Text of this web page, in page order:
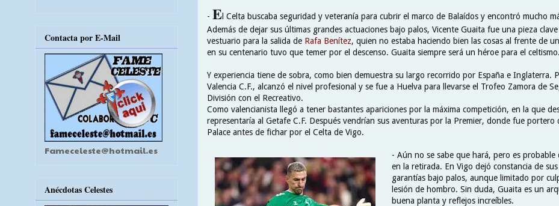
- El Celta buscaba seguridad y veteranía para cubrir el marco de Balaídos y encontró mucho
Además de dejar sus últimas grandes actuaciones bajo palos, Vicente Guaita fue una pieza
vestuario para la salida de Rafa Benítez, quien no estaba haciendo bien las cosas al frente de
en su centenario tuvo que temer por el descenso. Guaita siempre será un héroe para el celtismo.
Y experiencia tiene de sobra, como bien demuestra su largo recorrido por España e Inglaterra.
Valencia C.F., alcanzó el nivel profesional y se fue a Huelva para llevarse el Trofeo Zamora de
División con el Recreativo.
Como valencianista llegó a tener bastantes apariciones por la máxima competición, en la que
representaría al Getafe C.F. Después vendrían sus aventuras por la Premier, donde fue portero
Palace antes de fichar por el Celta de Vigo.
- Aún no se sabe que hará, pero es probable
en la retirada. En Vigo dejó constancia de
garantías bajo palos, aunque limitado por
lesión de hombro. Sin duda, Guaita es un
buena planta y reflejos increíbles.
Contacta por E-Mail
Fameceleste@hotmail.es
Anécdotas Celestes